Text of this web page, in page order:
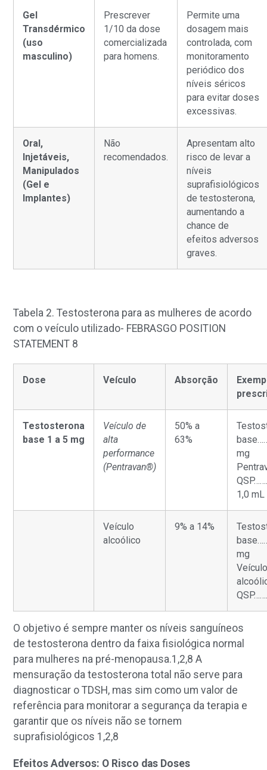
Gel
Transdérmico
(uso
masculino)
Prescrever
1/10 da dose
comercializada
para homens.
Permite uma
dosagem mais
controlada, com
monitoramento
periódico dos
níveis séricos
para evitar doses
excessivas.
Oral,
Injetáveis,
Manipulados
(Gel e
Implantes)
Não
recomendados.
Apresentam alto
risco de levar a
níveis
suprafisiológicos
de testosterona,
aumentando a
chance de
efeitos adversos
graves.
Tabela 2. Testosterona para as mulheres de acordo
com o veículo utilizado- FEBRASGO POSITION
STATEMENT 8
Dose Veículo Absorção
Testosterona
base 1 a 5 mg
Veículo de
alta
performance
(Pentravan®)
50% a
63%
mg
1,0 mL
Veículo
alcoólico
9% a 14%
mg
O objetivo é sempre manter os níveis sanguíneos
de testosterona dentro da faixa fisiológica normal
para mulheres na pré-menopausa.1,2,8 A
mensuração da testosterona total não serve para
diagnosticar o TDSH, mas sim como um valor de
referência para monitorar a segurança da terapia e
garantir que os níveis não se tornem
suprafisiológicos 1,2,8
Efeitos Adversos: O Risco das Doses